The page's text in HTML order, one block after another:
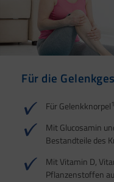
Für die
Für Gelenkknorpel1
Mit Glucosamin
Bestandteile des
Mit Vitamin D,
Pflanzenstoffen
Für Sehnen,
Für die